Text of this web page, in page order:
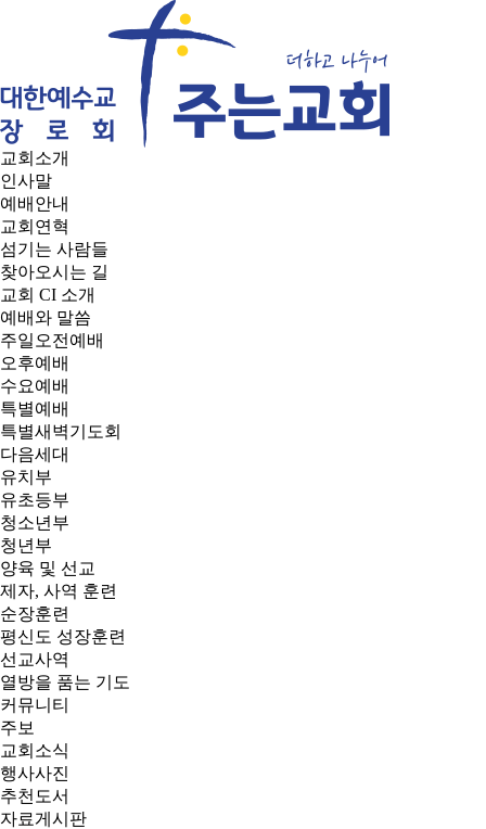
교회소개
인사말
예배안내
교회연혁
섬기는 사람들
찾아오시는 길
교회 CI 소개
예배와 말씀
주일오전예배
오후예배
수요예배
특별예배
특별새벽기도회
다음세대
유치부
유초등부
청소년부
청년부
양육 및 선교
제자, 사역 훈련
순장훈련
평신도 성장훈련
선교사역
열방을 품는 기도
커뮤니티
주보
교회소식
행사사진
추천도서
자료게시판